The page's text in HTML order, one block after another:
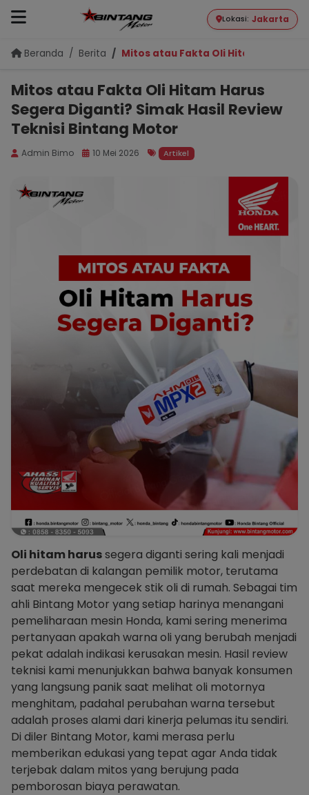
Lokasi: Jakarta
Beranda Berita Mitos atau Fakta Oli Hitam Harus
Mitos atau Fakta Oli Hitam Harus
Segera Diganti? Simak Hasil Review
Teknisi Bintang Motor
Admin Bimo 10 Mei 2026 Artikel
Oli hitam harussegera diganti sering kali menjadi
perdebatan di kalangan pemilik motor, terutama
saat mereka mengecek stik oli di rumah. Sebagai tim
ahli Bintang Motor yang setiap harinya menangani
pemeliharaan mesin Honda, kami sering menerima
pertanyaan apakah warna oli yang berubah menjadi
pekat adalah indikasi kerusakan mesin. Hasil review
teknisi kami menunjukkan bahwa banyak konsumen
yang langsung panik saat melihat oli motornya
menghitam, padahal perubahan warna tersebut
adalah proses alami dari kinerja pelumas itu sendiri.
Di diler Bintang Motor, kami merasa perlu
memberikan edukasi yang tepat agar Anda tidak
terjebak dalam mitos yang berujung pada
pemborosan biaya perawatan.